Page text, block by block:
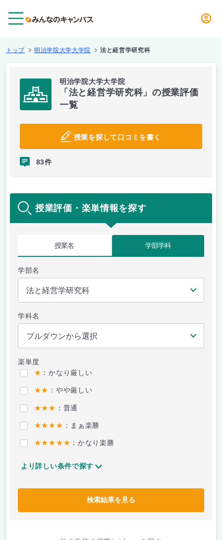
トップ 明治学院大学大学院 法と経営学研究科
明治学院大学大学院
「法と経営学研究科」の授業評価
一覧
授業を探して口コミを書く
83件
授業評価・楽単情報を探す
授業名 学部学科
学部名
学科名
楽単度
★ ：かなり厳しい
★★ ：やや厳しい
★★★ ：普通
★★★★ ：まぁ楽勝
★★★★★ ：かなり楽勝
より詳しい条件で探す
検索結果を見る